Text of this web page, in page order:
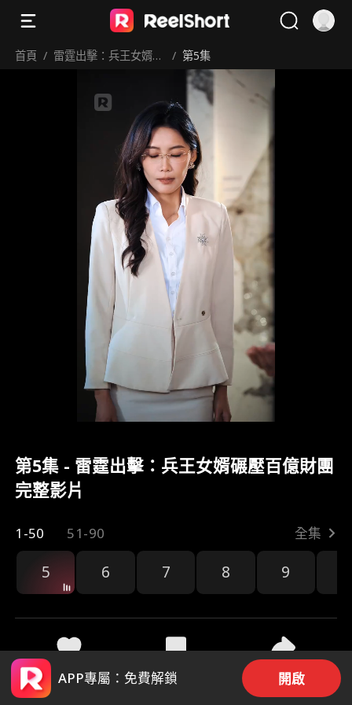
首頁 / 雷霆出擊：兵王女婿碾
/ 第5集
第5集 - 雷霆出擊：兵王女婿碾壓百億財團
完整影片
1-50 51-90 全集
5 6 7 8 9
47 1.4k 分享
APP專屬：免費解鎖 開啟